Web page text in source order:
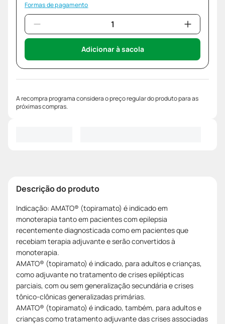
Formas de pagamento
Adicionar à sacola
A recompra programa considera o preço regular do produto para as
próximas compras.
Descrição do produto
Indicação: AMATO® (topiramato) é indicado em
monoterapia tanto em pacientes com epilepsia
recentemente diagnosticada como em pacientes que
recebiam terapia adjuvante e serão convertidos à
monoterapia.
AMATO® (topiramato) é indicado, para adultos e crianças,
como adjuvante no tratamento de crises epilépticas
parciais, com ou sem generalização secundária e crises
tônico-clônicas generalizadas primárias.
AMATO® (topiramato) é indicado, também, para adultos e
crianças como tratamento adjuvante das crises associadas